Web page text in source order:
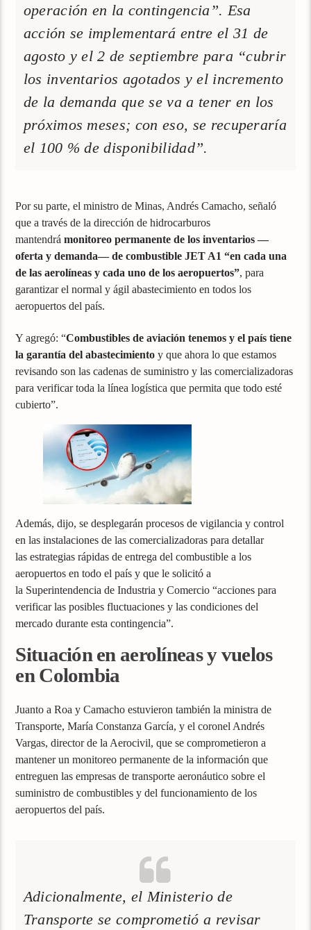
operación en la contingencia”. Esa
acción se implementará entre el 31 de
agosto y el 2 de septiembre para “cubrir
los inventarios agotados y el incremento
de la demanda que se va a tener en los
próximos meses; con eso, se recuperaría
el 100 % de disponibilidad”.
Por su parte, el ministro de Minas, Andrés Camacho, señaló
que a través de la dirección de hidrocarburos
mantendrámonitoreo permanente de los inventarios —
oferta y demanda— de combustible JET A1 “en cada una
de las aerolíneas y cada uno de los aeropuertos”, para
garantizar el normal y ágil abastecimiento en todos los
aeropuertos del país.
Y agregó: “Combustibles de aviación tenemos y el país tiene
la garantía del abastecimiento y que ahora lo que estamos
revisando son las cadenas de suministro y las comercializadoras
para verificar toda la línea logística que permita que todo esté
cubierto”.
Además, dijo, se desplegarán procesos de vigilancia y control
en las instalaciones de las comercializadoras para detallar
las estrategias rápidas de entrega del combustible a los
aeropuertos en todo el país y que le solicitó a
la Superintendencia de Industria y Comercio “acciones para
verificar las posibles fluctuaciones y las condiciones del
mercado durante esta contingencia”.
Situación en aerolíneas y vuelos
en Colombia
Juanto a Roa y Camacho estuvieron también la ministra de
Transporte, María Constanza García, y el coronel Andrés
Vargas, director de la Aerocivil, que se comprometieron a
mantener un monitoreo permanente de la información que
entreguen las empresas de transporte aeronáutico sobre el
suministro de combustibles y del funcionamiento de los
aeropuertos del país.
Adicionalmente, el Ministerio de
Transporte se comprometió a revisar